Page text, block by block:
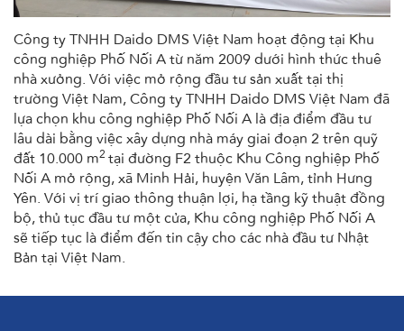
Công ty TNHH Daido DMS Việt Nam hoạt động tại Khu
công nghiệp Phố Nối A từ năm 2009 dưới hình thức thuê
nhà xưởng. Với việc mở rộng đầu tư sản xuất tại thị
trường Việt Nam, Công ty TNHH Daido DMS Việt Nam đã
lựa chọn khu công nghiệp Phố Nối A là địa điểm đầu tư
lâu dài bằng việc xây dựng nhà máy giai đoạn 2 trên quỹ
đất 10.000 m2 tại đường F2 thuộc Khu Công nghiệp Phố
Nối A mở rộng, xã Minh Hải, huyện Văn Lâm, tỉnh Hưng
Yên. Với vị trí giao thông thuận lợi, hạ tầng kỹ thuật đồng
bộ, thủ tục đầu tư một cửa, Khu công nghiệp Phố Nối A
sẽ tiếp tục là điểm đến tin cậy cho các nhà đầu tư Nhật
Bản tại Việt Nam.